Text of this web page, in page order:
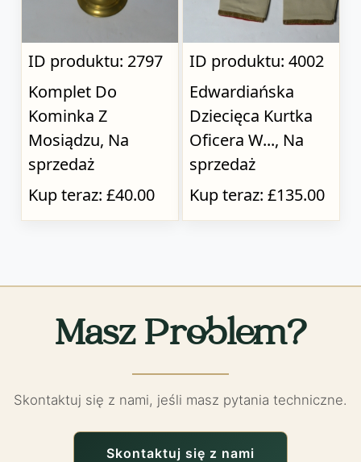
ID produktu: 2797
Komplet Do
Kominka Z
Mosiądzu, Na
sprzedaż
Kup teraz: £40.00
ID produktu: 4002
Edwardiańska
Dziecięca Kurtka
Oficera W..., Na
sprzedaż
Kup teraz: £135.00
Masz Problem?
Skontaktuj się z nami, jeśli masz pytania techniczne.
Skontaktuj się z nami